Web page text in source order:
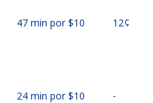
47 min por ⁦$10⁩ ⁦12¢⁩
24 min por ⁦$10⁩ -